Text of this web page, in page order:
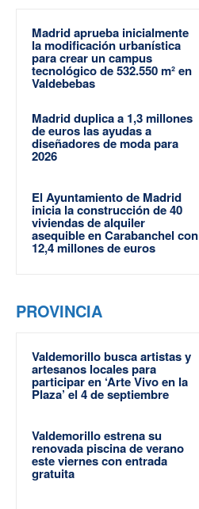
Madrid aprueba inicialmente
la modificación urbanística
para crear un campus
tecnológico de 532.550 m² en
Valdebebas
Madrid duplica a 1,3 millones
de euros las ayudas a
diseñadores de moda para
2026
El Ayuntamiento de Madrid
inicia la construcción de 40
viviendas de alquiler
asequible en Carabanchel con
12,4 millones de euros
PROVINCIA
Valdemorillo busca artistas y
artesanos locales para
participar en ‘Arte Vivo en la
Plaza’ el 4 de septiembre
Valdemorillo estrena su
renovada piscina de verano
este viernes con entrada
gratuita